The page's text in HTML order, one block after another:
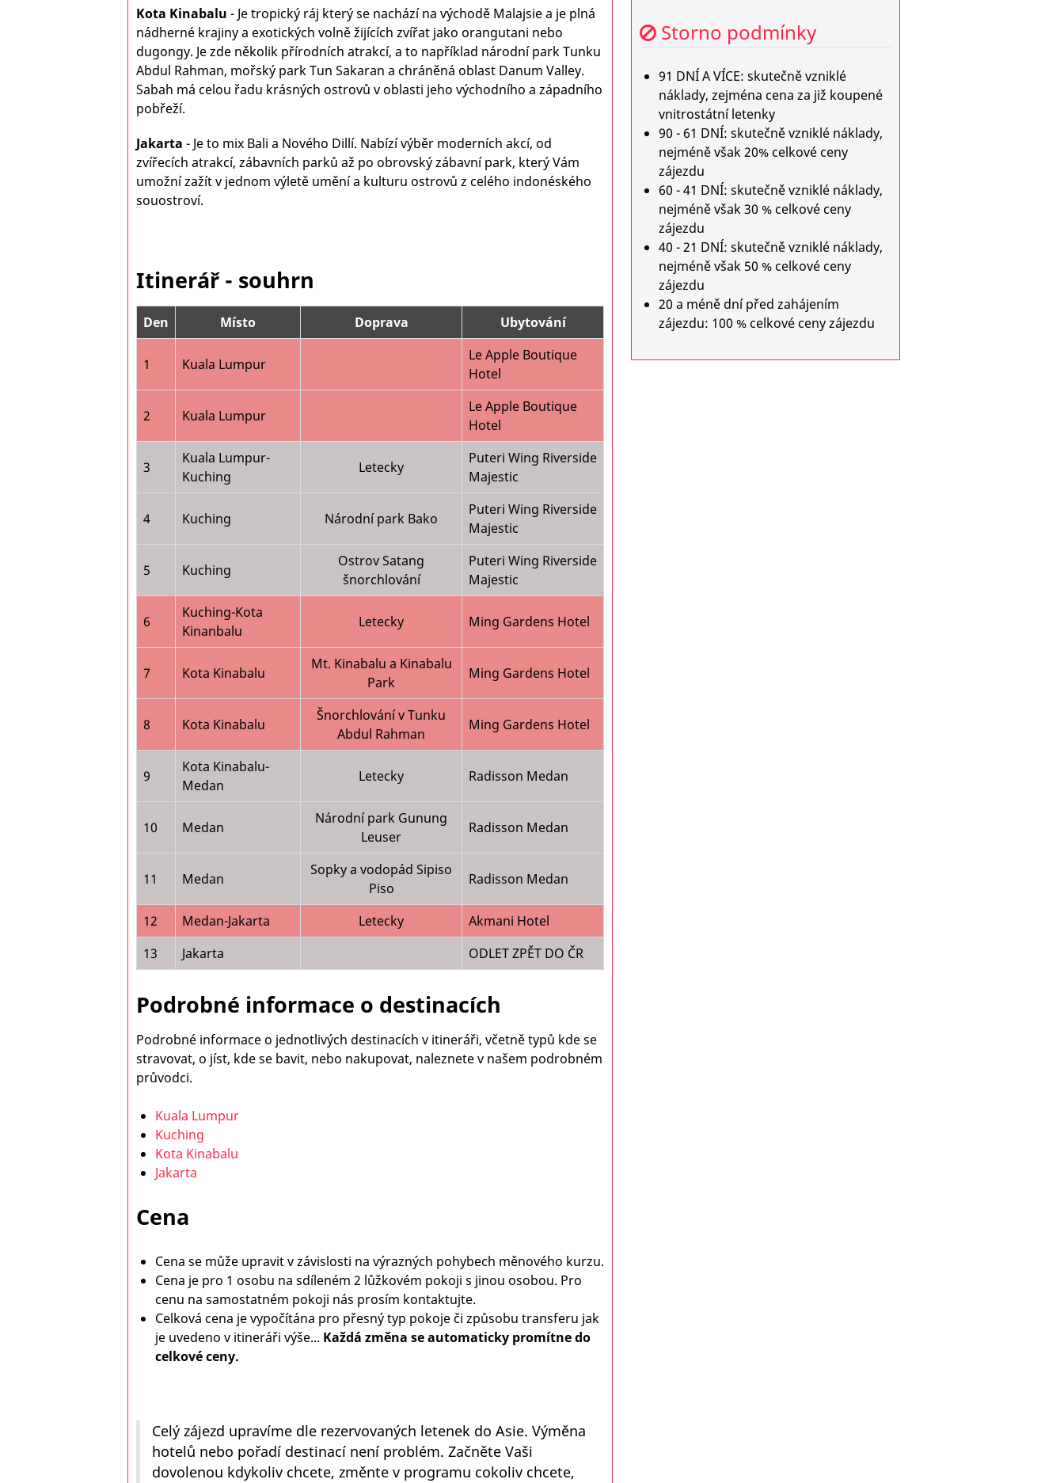
Kota Kinabalu - Je tropický ráj který se nachází na východě Malajsie a je plná
nádherné krajiny a exotických volně žijících zvířat jako orangutani nebo
dugongy. Je zde několik přírodních atrakcí, a to například národní park Tunku
Abdul Rahman, mořský park Tun Sakaran a chráněná oblast Danum Valley.
Sabah má celou řadu krásných ostrovů v oblasti jeho východního a západního
pobřeží.
Jakarta - Je to mix Bali a Nového Dillí. Nabízí výběr moderních akcí, od
zvířecích atrakcí, zábavních parků až po obrovský zábavní park, který Vám
umožní zažít v jednom výletě umění a kulturu ostrovů z celého indonéského
souostroví.
Itinerář - souhrn
Den Místo Doprava Ubytování
1 Kuala Lumpur
Le Apple Boutique
Hotel
2 Kuala Lumpur
Le Apple Boutique
Hotel
3
Kuala Lumpur-
Kuching
Letecky
Puteri Wing Riverside
Majestic
4 Kuching Národní park Bako
Puteri Wing Riverside
Majestic
5 Kuching
Ostrov Satang
šnorchlování
Puteri Wing Riverside
Majestic
6
Kuching-Kota
Kinanbalu
Letecky Ming Gardens Hotel
7 Kota Kinabalu
Mt. Kinabalu a Kinabalu
Park
Ming Gardens Hotel
8 Kota Kinabalu
Šnorchlování v Tunku
Abdul Rahman
Ming Gardens Hotel
9
Kota Kinabalu-
Medan
Letecky Radisson Medan
10 Medan
Národní park Gunung
Leuser
Radisson Medan
11 Medan
Sopky a vodopád Sipiso
Piso
Radisson Medan
12 Medan-Jakarta Letecky
Akmani Hotel
13
Jakarta ODLET ZPĚT DO ČR
Podrobné informace o destinacích
Podrobné informace o jednotlivých destinacích v itineráři, včetně typů kde se
stravovat, o jíst, kde se bavit, nebo nakupovat, naleznete v našem podrobném
průvodci.
Kuala Lumpur
Kuching
Kota Kinabalu
Jakarta
Cena
Cena se může upravit v závislosti na výrazných pohybech měnového kurzu.
Cena je pro 1 osobu na sdíleném 2 lůžkovém pokoji s jinou osobou. Pro
cenu na samostatném pokoji nás prosím kontaktujte.
Celková cena je vypočítána pro přesný typ pokoje či způsobu transferu jak
je uvedeno v itineráři výše... Každá změna se automaticky promítne do
celkové ceny.
Celý zájezd upravíme dle rezervovaných letenek do Asie. Výměna
hotelů nebo pořadí destinací není problém. Začněte Vaši
dovolenou kdykoliv chcete, změnte v programu cokoliv chcete,
Storno podmínky
91 DNÍ A VÍCE: skutečně vzniklé
náklady, zejména cena za již koupené
vnitrostátní letenky
90 - 61 DNÍ: skutečně vzniklé náklady,
nejméně však 20% celkové ceny
zájezdu
60 - 41 DNÍ: skutečně vzniklé náklady,
nejméně však 30 % celkové ceny
zájezdu
40 - 21 DNÍ: skutečně vzniklé náklady,
nejméně však 50 % celkové ceny
zájezdu
20 a méně dní před zahájením
zájezdu: 100 % celkové ceny zájezdu